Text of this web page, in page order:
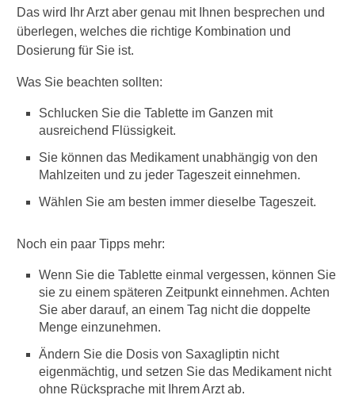
Das wird Ihr Arzt aber genau mit Ihnen besprechen und
überlegen, welches die richtige Kombination und
Dosierung für Sie ist.
Was Sie beachten sollten:
Schlucken Sie die Tablette im Ganzen mit
ausreichend Flüssigkeit.
Sie können das Medikament unabhängig von den
Mahlzeiten und zu jeder Tageszeit einnehmen.
Wählen Sie am besten immer dieselbe Tageszeit.
Noch ein paar Tipps mehr:
Wenn Sie die Tablette einmal vergessen, können Sie
sie zu einem späteren Zeitpunkt einnehmen. Achten
Sie aber darauf, an einem Tag nicht die doppelte
Menge einzunehmen.
Ändern Sie die Dosis von Saxagliptin nicht
eigenmächtig, und setzen Sie das Medikament nicht
ohne Rücksprache mit Ihrem Arzt ab.
i
a
b
t
s
m
l
l
t
s
?
D
i
a
b
e
t
e
s